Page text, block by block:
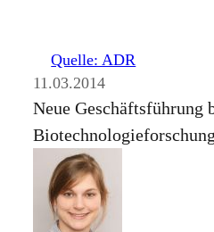
Quelle: ADR
11.03.2014
Neue Geschäftsführung